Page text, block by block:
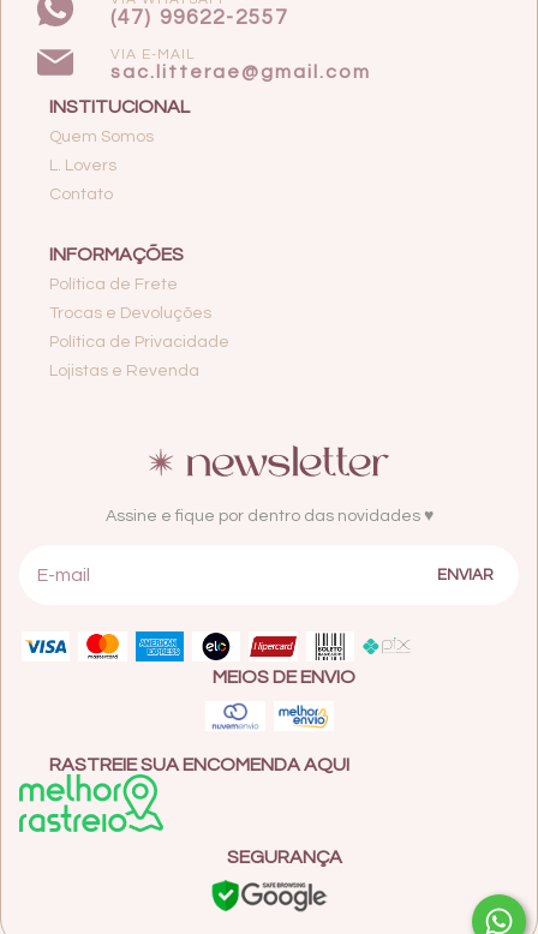
(47) 99622-2557
VIA E-MAIL
sac.litterae@gmail.com
INSTITUCIONAL
Quem Somos
L. Lovers
Contato
INFORMAÇÕES
Política de Frete
Trocas e Devoluções
Política de Privacidade
Lojistas e Revenda
Assine e fique por dentro das novidades ♥
MEIOS DE ENVIO
RASTREIE SUA ENCOMENDA AQUI
SEGURANÇA